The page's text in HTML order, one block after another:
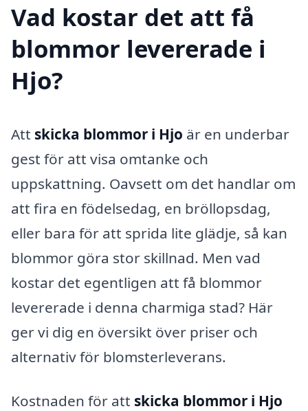
Vad kostar det att få
blommor levererade i
Hjo?
Att skicka blommor i Hjo är en underbar
gest för att visa omtanke och
uppskattning. Oavsett om det handlar om
att fira en födelsedag, en bröllopsdag,
eller bara för att sprida lite glädje, så kan
blommor göra stor skillnad. Men vad
kostar det egentligen att få blommor
levererade i denna charmiga stad? Här
ger vi dig en översikt över priser och
alternativ för blomsterleverans.
Kostnaden för att skicka blommor i Hjo